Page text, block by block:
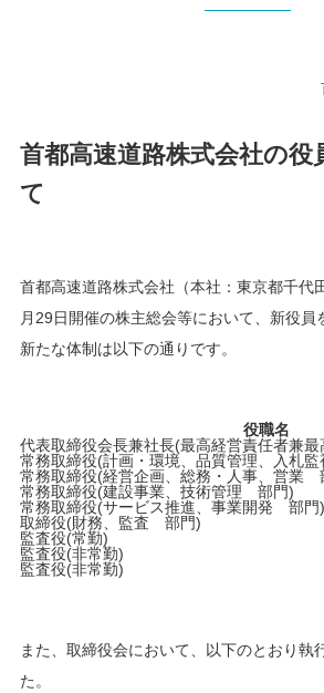
首都高速道路株式会社の役
て
首都高速道路株式会社（本社：東京都千代
月29日開催の株主総会等において、新役員
新たな体制は以下の通りです。
役職名
代表取締役会長兼社長(最高経営責任者兼最
常務取締役(計画・環境、品質管理、入札
常務取締役(経営企画、総務・人事、営業
常務取締役(建設事業、技術管理 部門)
常務取締役(サービス推進、事業開発 部門)
取締役(財務、監査 部門)
監査役(常勤)
監査役(非常勤)
監査役(非常勤)
また、取締役会において、以下のとおり執
た。